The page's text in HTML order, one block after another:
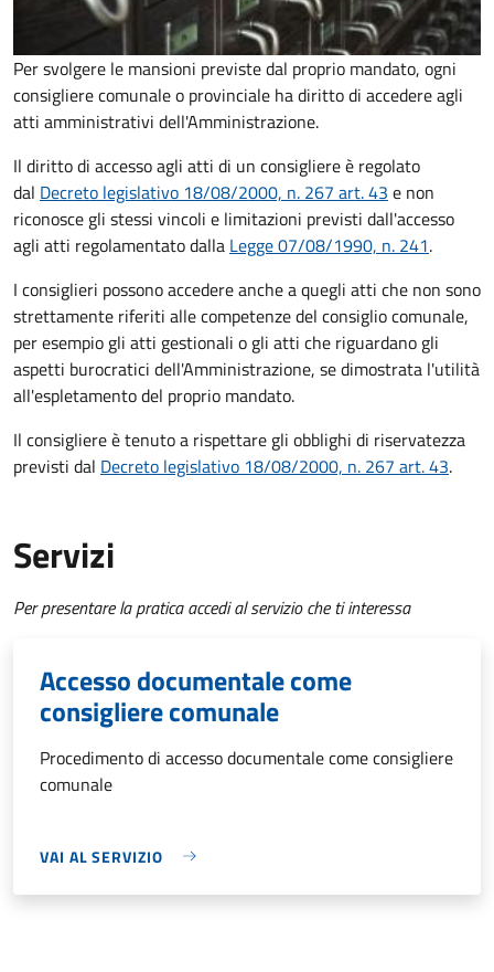
Per svolgere le mansioni previste dal proprio mandato, ogni
consigliere comunale o provinciale ha diritto di accedere agli
atti amministrativi dell'Amministrazione.
Il diritto di accesso agli atti di un consigliere è regolato
dal Decreto legislativo 18/08/2000, n. 267 art. 43 e non
riconosce gli stessi vincoli e limitazioni previsti dall'accesso
agli atti regolamentato dalla Legge 07/08/1990, n. 241.
I consiglieri possono accedere anche a quegli atti che non sono
strettamente riferiti alle competenze del consiglio comunale,
per esempio gli atti gestionali o gli atti che riguardano gli
aspetti burocratici dell'Amministrazione, se dimostrata l'utilità
all'espletamento del proprio mandato.
Il consigliere è tenuto a rispettare gli obblighi di riservatezza
previsti dal Decreto legislativo 18/08/2000, n. 267 art. 43.
Servizi
Per presentare la pratica accedi al servizio che ti interessa
Accesso documentale come
consigliere comunale
Procedimento di accesso documentale come consigliere
comunale
VAI AL SERVIZIO